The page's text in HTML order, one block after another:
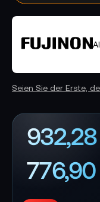
Seien Sie der Erste,